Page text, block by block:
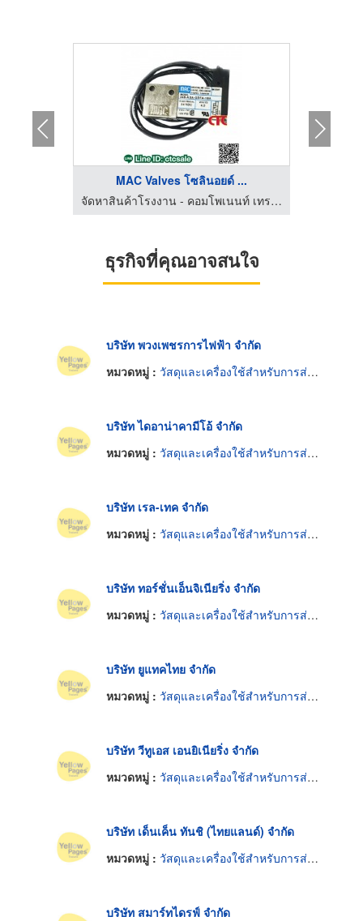
MAC Valves โซลินอยด์ ...
จัดหาสินค้าโรงงาน - คอมโพเนนท์ เทรด เซ็นเตอร์
ธุรกิจที่คุณอาจสนใจ
บริษัท พวงเพชรการไฟฟ้า จำกัด
หมวดหมู่ : วัสดุและเครื่องใช้สำหรับการส่งกำลังไฟฟ้าอิเล็กทรอนิกส์
บริษัท ไดอาน่าคามีโอ้ จำกัด
หมวดหมู่ : วัสดุและเครื่องใช้สำหรับการส่งกำลังไฟฟ้าอิเล็กทรอนิกส์
บริษัท เรล-เทค จำกัด
หมวดหมู่ : วัสดุและเครื่องใช้สำหรับการส่งกำลังไฟฟ้าอิเล็กทรอนิกส์
บริษัท ทอร์ชั่นเอ็นจิเนียริ่ง จำกัด
หมวดหมู่ : วัสดุและเครื่องใช้สำหรับการส่งกำลังไฟฟ้าอิเล็กทรอนิกส์
บริษัท ยูแทคไทย จำกัด
หมวดหมู่ : วัสดุและเครื่องใช้สำหรับการส่งกำลังไฟฟ้าอิเล็กทรอนิกส์
บริษัท วีทูเอส เอนยิเนียริ่ง จำกัด
หมวดหมู่ : วัสดุและเครื่องใช้สำหรับการส่งกำลังไฟฟ้าอิเล็กทรอนิกส์
บริษัท เด็นเค็น ทันชิ (ไทยแลนด์) จำกัด
หมวดหมู่ : วัสดุและเครื่องใช้สำหรับการส่งกำลังไฟฟ้าอิเล็กทรอนิกส์
บริษัท สมาร์ทไดรฟ์ จำกัด